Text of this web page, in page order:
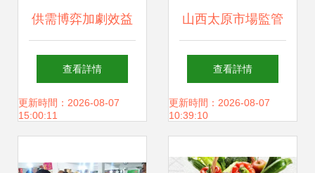
供需博弈加劇效益
受阻 強化應急預案
穩餐盤——聚焦五
查看詳情
更新時間：2026-08-07
15:00:11
山西太原市場監管
局召開食用農產品
批發市場快檢能力
查看詳情
更新時間：2026-08-07
10:39:10